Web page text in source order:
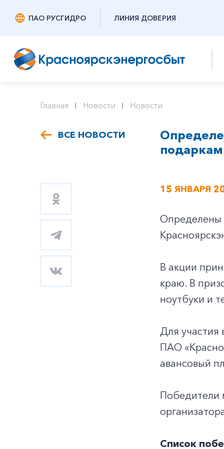
ПАО РУСГИДРО ЛИНИЯ ДОВЕРИЯ
Главная Новости Новости
ВСЕ НОВОСТИ
15 ЯНВАРЯ
Определены
В акции
краю. В
ноутбуки и
Для участия
ПАО
авансовый
Победители
Список